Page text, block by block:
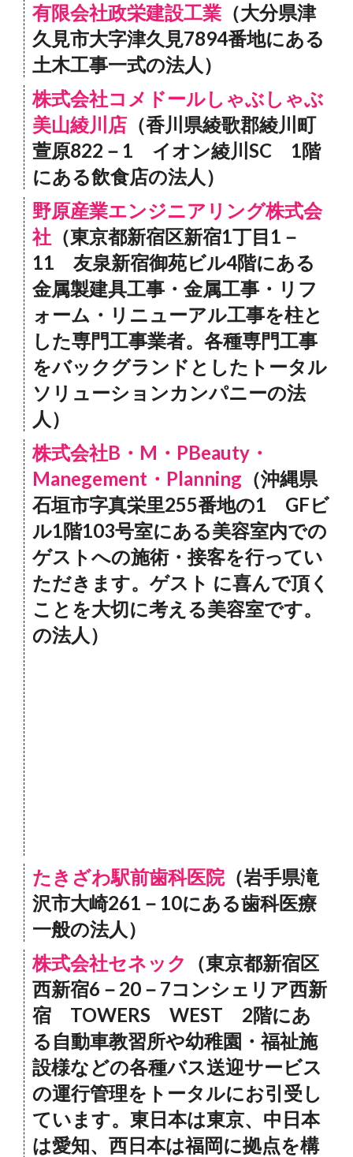
有限会社政栄建設工業 （大分県津
久見市大字津久見7894番地にある
土木工事一式の法人）
株式会社コメドールしゃぶしゃぶ
美山綾川店 （香川県綾歌郡綾川町
萱原822－1 イオン綾川SC 1階
にある飲食店の法人）
野原産業エンジニアリング株式会
社 （東京都新宿区新宿1丁目1－
11 友泉新宿御苑ビル4階にある
金属製建具工事・金属工事・リフ
ォーム・リニューアル工事を柱と
した専門工事業者。各種専門工事
をバックグランドとしたトータル
ソリューションカンパニーの法
人）
株式会社B・M・PBeauty・
Manegement・Planning （沖縄県
石垣市字真栄里255番地の1 GFビ
ル1階103号室にある美容室内での
ゲストへの施術・接客を行ってい
ただきます。ゲスト に喜んで頂く
ことを大切に考える美容室です。
の法人）
たきざわ駅前歯科医院（岩手県滝
沢市大崎261－10にある歯科医療
一般の法人）
株式会社セネック
（東京都新宿区
西新宿6－20－7コンシェリア西新
宿 TOWERS WEST 2階にあ
る自動車教習所や幼稚園・福祉施
設様などの各種バス送迎サービス
の運行管理をトータルにお引受し
ています。東日本は東京、中日本
は愛知、西日本は福岡に拠点を構